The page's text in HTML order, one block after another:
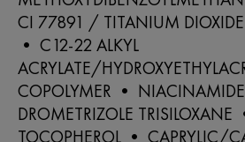
CI 77891 / TITANIUM
• C12-22 ALKYL
ACRYLATE/
COPOLYMER •
DROMETRIZOLE
TOCOPHEROL • CAPRYLIC/